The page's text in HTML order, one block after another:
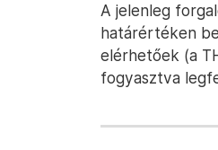
A jelenleg
határértéken
elérhetőek (a
fogyasztva